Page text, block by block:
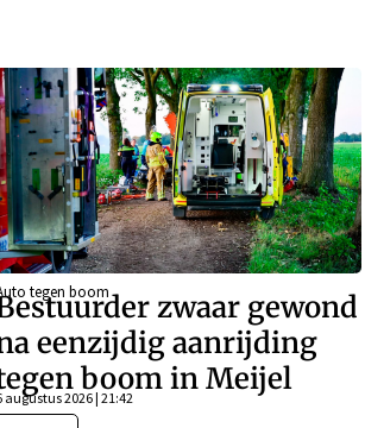
tegen boom
zwaar gewond
eenzijdig aanrijding
boom in Meijel
augustus 2026 | 21:42